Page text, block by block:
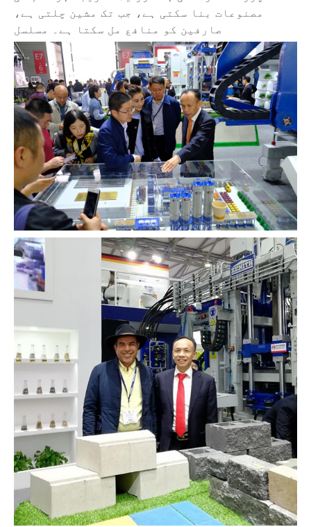
مصنوعات بنا سکتی ہے، جب تک مشین چلتی ہے،
صارفین کو منافع مل سکتا ہے۔ مسلسل